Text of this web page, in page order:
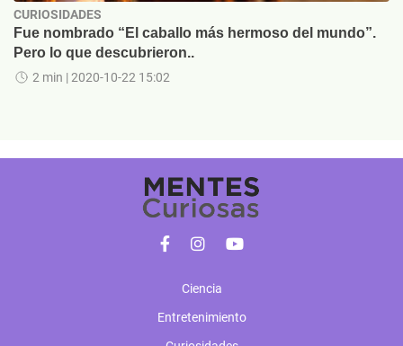
CURIOSIDADES
Fue nombrado “El caballo más hermoso del mundo”.
Pero lo que descubrieron..
2 min | 2020-10-22 15:02
Ciencia
Entretenimiento